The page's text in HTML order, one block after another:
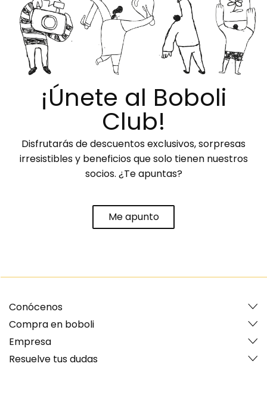
¡Únete al Boboli
Club!
Disfrutarás de descuentos exclusivos, sorpresas
irresistibles y beneficios que solo tienen nuestros
socios. ¿Te apuntas?
Me apunto
Conócenos
Compra en boboli
Empresa
Resuelve tus dudas